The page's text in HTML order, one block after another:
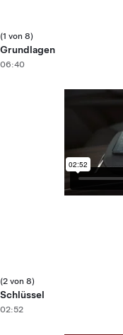
(1 von 8)
Grundlagen
06:40
(2 von 8)
Schlüssel
02:52